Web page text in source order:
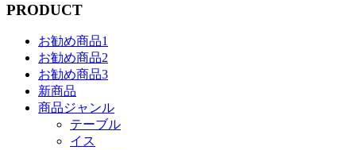
PRODUCT
お勧め商品1
お勧め商品2
お勧め商品3
新商品
商品ジャンル
テーブル
イス